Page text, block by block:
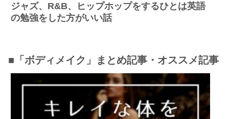
ジャズ、R&B、ヒップホップをするひとは英語
の勉強をした方がいい話
■「ボディメイク」まとめ記事・オススメ記事